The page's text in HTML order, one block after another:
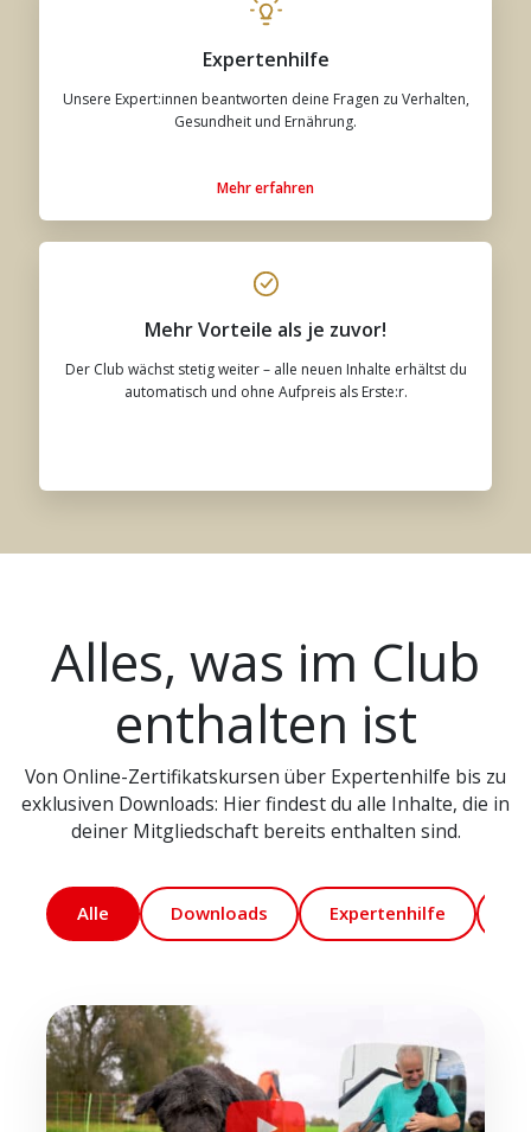
Expertenhilfe
Unsere Expert:innen beantworten deine Fragen zu Verhalten,
Gesundheit und Ernährung.
Mehr erfahren
Mehr Vorteile als je zuvor!
Der Club wächst stetig weiter – alle neuen Inhalte erhältst du
automatisch und ohne Aufpreis als Erste:r.
Alles, was im Club
enthalten ist
Von Online-Zertifikatskursen über Expertenhilfe bis zu
exklusiven Downloads: Hier findest du alle Inhalte, die in
deiner Mitgliedschaft bereits enthalten sind.
Alle Downloads Expertenhilfe